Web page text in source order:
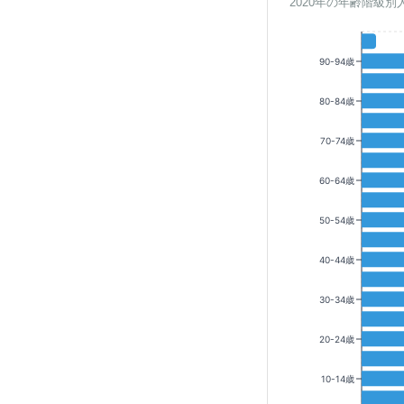
90-94歳
80-84歳
70-74歳
60-64歳
50-54歳
40-44歳
30-34歳
20-24歳
10-14歳